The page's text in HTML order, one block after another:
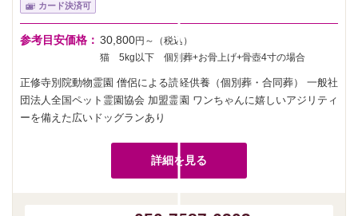
カード決済可
参考目安価格： 30,800円～（税込）
猫 5kg以下 個別葬+お骨上げ+骨壺4寸の場合
正修寺別院動物霊園 僧侶による読経供養（個別葬・合同葬） 一般社
団法人全国ペット霊園協会 加盟霊園 ワンちゃんに嬉しいアジリティ
ーを備えた広いドッグランあり
詳細を見る